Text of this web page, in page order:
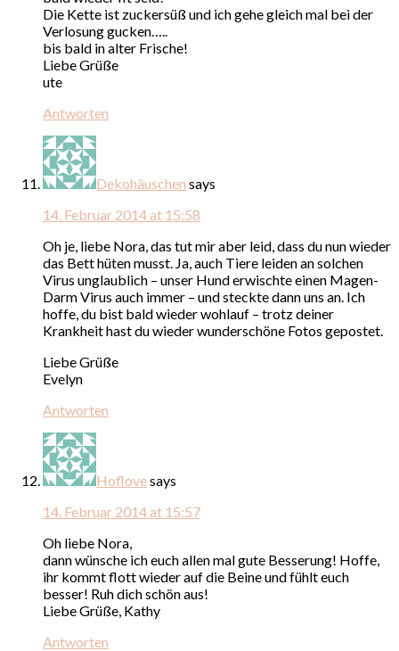
Die Kette ist zuckersüß und ich gehe gleich mal bei der
Verlosung gucken…..
bis bald in alter Frische!
Liebe Grüße
ute
Antworten
Dekohäuschen says
14. Februar 2014 at 15:58
Oh je, liebe Nora, das tut mir aber leid, dass du nun wieder
das Bett hüten musst. Ja, auch Tiere leiden an solchen
Virus unglaublich – unser Hund erwischte einen Magen-
Darm Virus auch immer – und steckte dann uns an. Ich
hoffe, du bist bald wieder wohlauf – trotz deiner
Krankheit hast du wieder wunderschöne Fotos gepostet.
Liebe Grüße
Evelyn
Antworten
Hoflovesays
14. Februar 2014 at 15:57
Oh liebe Nora,
dann wünsche ich euch allen mal gute Besserung! Hoffe,
ihr kommt flott wieder auf die Beine und fühlt euch
besser! Ruh dich schön aus!
Liebe Grüße, Kathy
Antworten